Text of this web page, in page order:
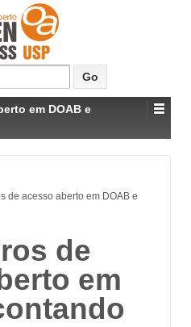
em DOAB e
de acesso aberto em DOAB e
de
em